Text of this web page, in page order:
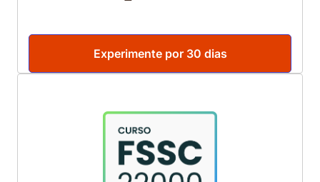
Experimente por 30 dias